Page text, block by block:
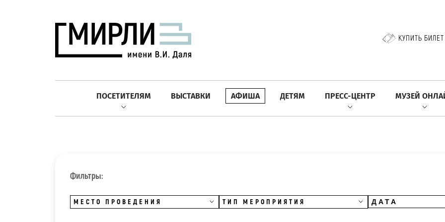
КУПИТЬ БИЛЕТ
ПОСЕТИТЕЛЯМ ВЫСТАВКИ АФИША ДЕТЯМ ПРЕСС-ЦЕНТР МУЗЕЙ
Фильтры:
МЕСТО ПРОВЕДЕНИЯ ТИП МЕРОПРИЯТИЯ